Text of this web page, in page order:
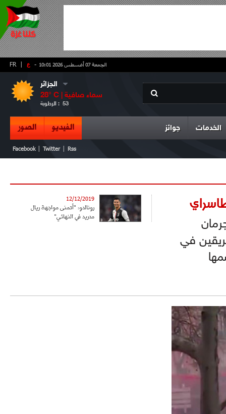
- ع FR الجمعة 07 أغسطس 2026 10:01
الجزائر
28° C | سماء صافية
الرطوبة : 53
الخدمات جوائز الفيديو الصور
Facebook Twitter Rss
في
12/12/2019
رونالدو: "أتمنى مواجهة ريال
مدريد في النهائي"